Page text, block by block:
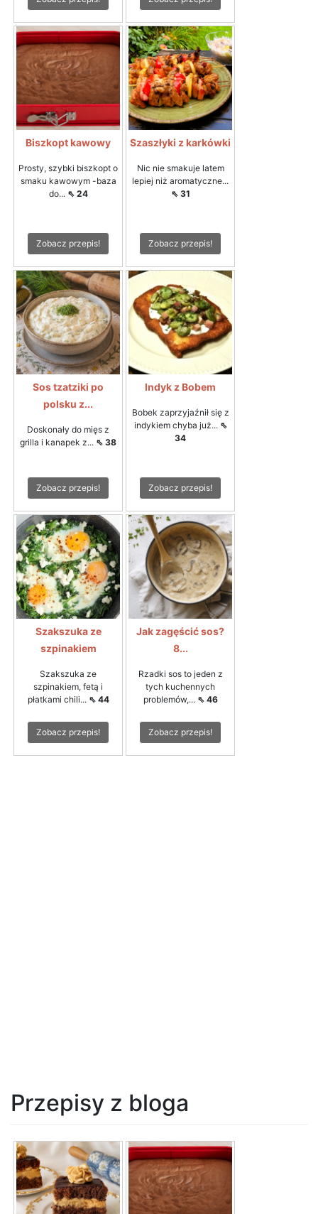
Biszkopt kawowy
Prosty, szybki biszkopt o
smaku kawowym -baza
do... ⇖ 24
Zobacz przepis!
Szaszłyki z karkówki
Nic nie smakuje latem
lepiej niż aromatyczne...
⇖ 31
Zobacz przepis!
Sos tzatziki po
polsku z...
Doskonały do mięs z
grilla i kanapek z... ⇖ 38
Zobacz przepis!
Indyk z Bobem
Bobek zaprzyjaźnił się z
indykiem chyba już... ⇖
34
Zobacz przepis!
Szakszuka ze
szpinakiem
Szakszuka ze
szpinakiem, fetą i
płatkami chili... ⇖ 44
Zobacz przepis!
Jak zagęścić sos?
8...
Rzadki sos to jeden z
tych kuchennych
problemów,... ⇖ 46
Zobacz przepis!
Przepisy z bloga